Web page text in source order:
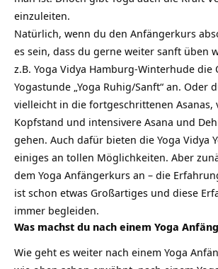
einzuleiten.
Natürlich, wenn du den Anfängerkurs
es sein, dass du gerne weiter sanft üben
z.B. Yoga Vidya Hamburg-Winterhude die
Yogastunde „Yoga Ruhig/Sanft“ an. Oder
vielleicht in die fortgeschrittenen Asanas,
Kopfstand und intensivere Asana und
gehen. Auch dafür bieten die Yoga Vidya
einiges an tollen Möglichkeiten. Aber
dem Yoga Anfängerkurs an – die
ist schon etwas Großartiges und diese
immer begleiden.
Was machst du nach einem Yoga
Wie geht es weiter nach einem Yoga